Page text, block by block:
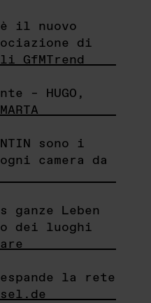
è il nuovo
di
GfMTrend
– HUGO,
sono i
camera da
ganze Leben
dei luoghi
espande la rete